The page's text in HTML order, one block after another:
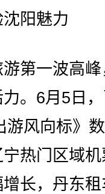
阳魅力
第一波高峰
。6月5日
游风向标》
热门区域
长，丹东